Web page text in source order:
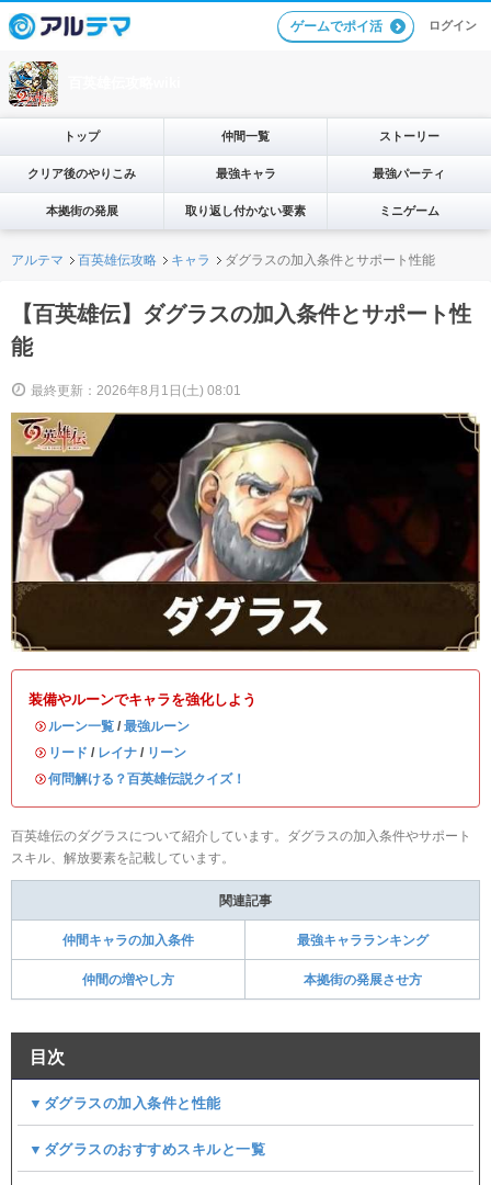
ゲームでポイ活 ログイン
トップ 仲間一覧 ストーリー
クリア後のやりこみ 最強キャラ 最強パーティ
本拠街の発展 取り返し付かない要素 ミニゲーム
アルテマ 百英雄伝攻略 キャラ ダグラスの加入条件とサポート性能
【百英雄伝】ダグラスの加入条件とサポート性
能
最終更新：2026年8月1日(土) 08:01
装備やルーンでキャラを強化しよう
・ ルーン一覧 / 最強ルーン
・ リード / レイナ / リーン
・何問解ける？百英雄伝説クイズ！
百英雄伝のダグラスについて紹介しています。ダグラスの加入条件やサポート
スキル、解放要素を記載しています。
関連記事
仲間キャラの加入条件 最強キャラランキング
仲間の増やし方 本拠街の発展させ方
目次
▼ダグラスの加入条件と性能
▼ダグラスのおすすめスキルと一覧